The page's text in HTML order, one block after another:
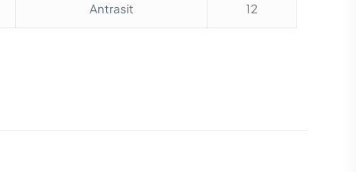
Antrasit 12